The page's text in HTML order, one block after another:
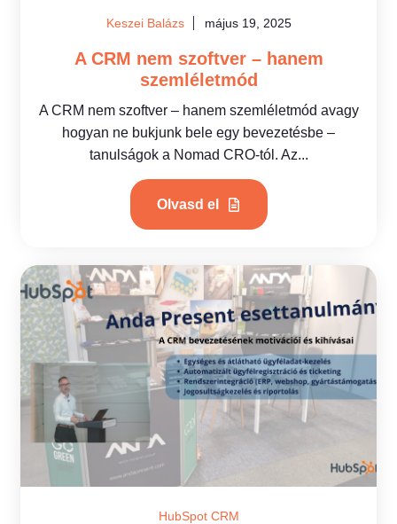
Keszei Balázs május 19, 2025
A CRM nem szoftver – hanem
szemléletmód
A CRM nem szoftver – hanem szemléletmód avagy
hogyan ne bukjunk bele egy bevezetésbe –
tanulságok a Nomad CRO-tól. Az...
Olvasd el
HubSpot CRM